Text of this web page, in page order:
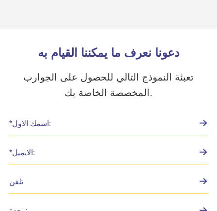
دعونا نعرف ما يمكننا القيام به
تعبئة النموذج التالي للحصول على الجوارب
المخصصة الخاصة بك.